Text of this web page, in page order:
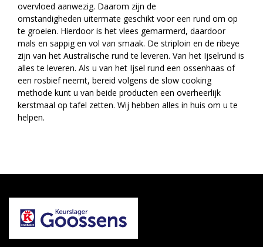
overvloed aanwezig. Daarom zijn de
omstandigheden uitermate geschikt voor een rund om op
te groeien. Hierdoor is het vlees gemarmerd, daardoor
mals en sappig en vol van smaak. De striploin en de ribeye
zijn van het Australische rund te leveren. Van het Ijselrund is
alles te leveren. Als u van het Ijsel rund een ossenhaas of
een rosbief neemt, bereid volgens de slow cooking
methode kunt u van beide producten een overheerlijk
kerstmaal op tafel zetten. Wij hebben alles in huis om u te
helpen.